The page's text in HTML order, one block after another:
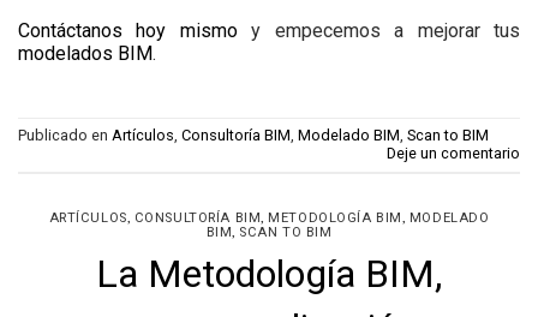
Contáctanos hoy mismoy empecemos a mejorar tus
modelados BIM.
Publicado en Artículos, Consultoría BIM, Modelado BIM, Scan to BIM
Deje un comentario
ARTÍCULOS CONSULTORÍA BIM METODOLOGÍA BIM
MODELADO
BIM SCAN TO BIM
La Metodología BIM,